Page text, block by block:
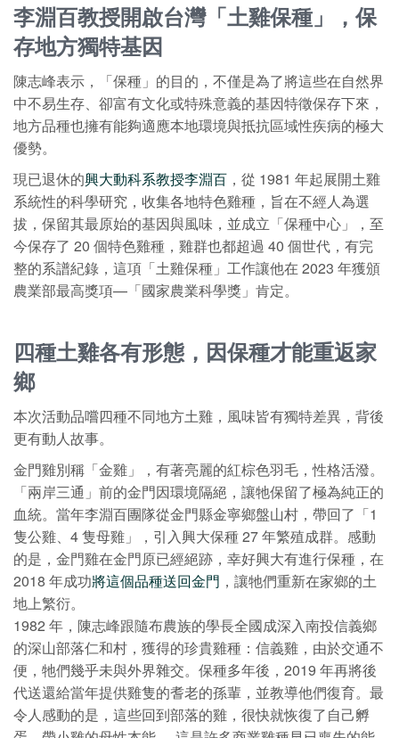
李淵百教授開啟台灣「土雞保種」，保
存地方獨特基因
陳志峰表示，「保種」的目的，不僅是為了將這些在自然界
中不易生存、卻富有文化或特殊意義的基因特徵保存下來，
地方品種也擁有能夠適應本地環境與抵抗區域性疾病的極大
優勢。
現已退休的興大動科系教授李淵百 ，從 1981 年起展開土雞
系統性的科學研究，收集各地特色雞種，旨在不經人為選
拔，保留其最原始的基因與風味，並成立「保種中心」，至
今保存了 20 個特色雞種，雞群也都超過 40 個世代，有完
整的系譜紀錄，這項「土雞保種」工作讓他在 2023 年獲頒
農業部最高獎項—「國家農業科學獎」肯定。
四種土雞各有形態，因保種才能重返家
鄉
本次活動品嚐四種不同地方土雞，風味皆有獨特差異，背後
更有動人故事。
金門雞別稱「金雞」，有著亮麗的紅棕色羽毛，性格活潑。
「兩岸三通」前的金門因環境隔絕，讓牠保留了極為純正的
血統。當年李淵百團隊從金門縣金寧鄉盤山村，帶回了「1
隻公雞、4 隻母雞」，引入興大保種 27 年繁殖成群。感動
的是，金門雞在金門原已經絕跡，幸好興大有進行保種，在
2018 年成功將這個品種送回金門 ，讓牠們重新在家鄉的土
地上繁衍。
1982 年，陳志峰跟隨布農族的學長全國成深入南投信義鄉
的深山部落仁和村，獲得的珍貴雞種：信義雞，由於交通不
便，牠們幾乎未與外界雜交。保種多年後，2019 年再將後
代送還給當年提供雞隻的耆老的孫輩，並教導他們復育。最
令人感動的是，這些回到部落的雞，很快就恢復了自己孵